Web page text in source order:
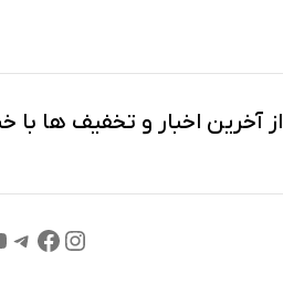
از آخرین اخبار و تخفیف ها با